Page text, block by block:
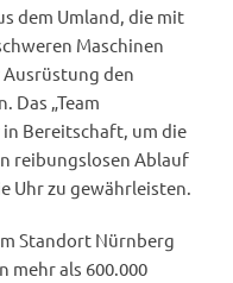
dem Umland, die mit
Maschinen
den
Das „Team
Bereitschaft, um die
reibungslosen Ablauf
Uhr zu gewährleisten.
Standort Nürnberg
mehr als 600.000